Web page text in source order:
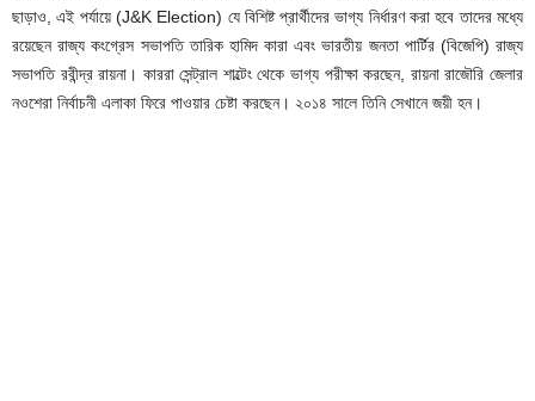
ছাড়াও, এই পর্যায়ে (J&K Election) যে বিশিষ্ট প্রার্থীদের ভাগ্য নির্ধারণ করা হবে তাদের মধ্যে
রয়েছেন রাজ্য কংগ্রেস সভাপতি তারিক হামিদ কারা এবং ভারতীয় জনতা পার্টির (বিজেপি) রাজ্য
সভাপতি রবীন্দ্র রায়না। কাররা সেন্ট্রাল শাল্টেং থেকে ভাগ্য পরীক্ষা করছেন, রায়না রাজৌরি জেলার
নওশেরা নির্বাচনী এলাকা ফিরে পাওয়ার চেষ্টা করছেন। ২০১৪ সালে তিনি সেখানে জয়ী হন।